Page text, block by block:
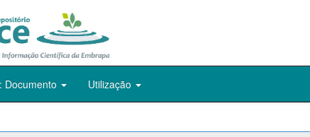
Documento Utilização